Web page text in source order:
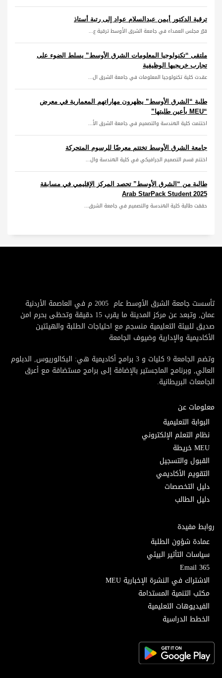
ترقية الدكتور أيمن عبدالسلام عواد إلى رتبة أستاذ
قرّر مجلس العمداء في جامعة الشرق الأوسط ترقية ع...
ملتقى “تكنولوجيا المعلومات الشرق الأوسط” يسلط الضوء على
تجارب خريجيها الوظيفية
عقدت كلية تكنولوجيا المعلومات في جامعة الشرق ال...
طلبة “الشرق الأوسط” يظهرون مهاراتهم المعمارية في معرض
“MEU بأعين طلبتها”
اختتمت كلية الهندسة والتصميم في جامعة الشرق الأ...
جامعة الشرق الأوسط تختتم معرضًا للرسوم المتحركة
اختتم قسم التصميم الجرافيكي في كلية الهندسة وال...
طالبة من “الشرق الأوسط” تحصد المركز الإقليمي في مسابقة
Arab StarPack Student 2025
حققت طالبة كلية الهندسة والتصميم في جامعة الشرق...
تأسست جامعة الشرق الأوسط عام 2005 م في العاصمة الأردنية
عمان, وتبعد عن مركز المدينة ما يقرب 15 دقيقة وتحظى بحرم امن
صديق للبيئة التعليمية منسجم مع احتياجات الطلبة والهيئتين
الأكاديمية والإدارية وضيوف الجامعة
وتضم الجامعة 9 كليات و 3 برامج أكاديمية هي: البكالوريوس, الدبلوم
العالي, وبرنامج الماجستير بالإضافة إلى برامج مستضافة مع أعرق
الجامعات البريطانية.
معلومات عن
البوابة التعليمية
نظام التعلم الإلكتروني
MEU خريطة
القبول والتسجيل
التقويم الأكاديمي
دليل التخصصات
دليل الطالب
روابط مفيدة
عمادة شؤون الطلبة
سياسات التأثير البيئي
Email 365
الاشتراك في النشرة الإخبارية MEU
مكتب التنمية المستدامة
الفيديوهات التعليمية
الخطط الدراسية